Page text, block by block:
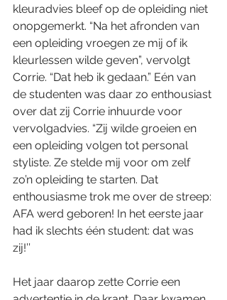
kleuradvies bleef op de opleiding niet
onopgemerkt. “Na het afronden van
een opleiding vroegen ze mij of ik
kleurlessen wilde geven”, vervolgt
Corrie. “Dat heb ik gedaan.” Eén van
de studenten was daar zo enthousiast
over dat zij Corrie inhuurde voor
vervolgadvies. “Zij wilde groeien en
een opleiding volgen tot personal
styliste. Ze stelde mij voor om zelf
zo’n opleiding te starten. Dat
enthousiasme trok me over de streep:
AFA werd geboren! In het eerste jaar
had ik slechts één student: dat was
zij!’’
Het jaar daarop zette Corrie een